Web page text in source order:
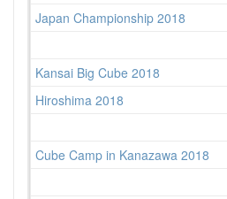
Japan Championship 2018
Kansai Big Cube 2018
Hiroshima 2018
Cube Camp in Kanazawa 2018